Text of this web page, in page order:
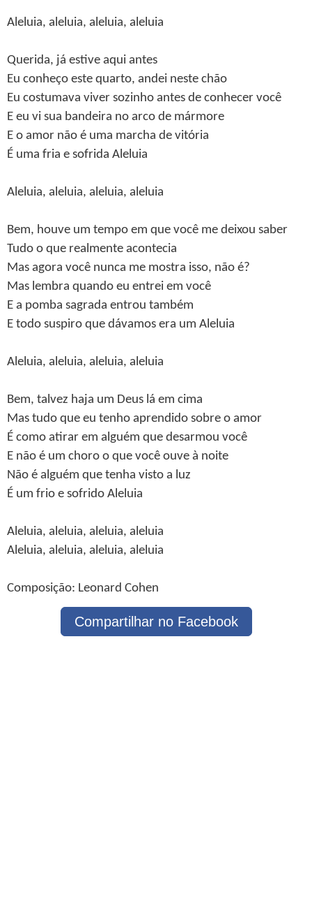
Aleluia, aleluia, aleluia, aleluia
Querida, já estive aqui antes
Eu conheço este quarto, andei neste chão
Eu costumava viver sozinho antes de conhecer você
E eu vi sua bandeira no arco de mármore
E o amor não é uma marcha de vitória
É uma fria e sofrida Aleluia
Aleluia, aleluia, aleluia, aleluia
Bem, houve um tempo em que você me deixou saber
Tudo o que realmente acontecia
Mas agora você nunca me mostra isso, não é?
Mas lembra quando eu entrei em você
E a pomba sagrada entrou também
E todo suspiro que dávamos era um Aleluia
Aleluia, aleluia, aleluia, aleluia
Bem, talvez haja um Deus lá em cima
Mas tudo que eu tenho aprendido sobre o amor
É como atirar em alguém que desarmou você
E não é um choro o que você ouve à noite
Não é alguém que tenha visto a luz
É um frio e sofrido Aleluia
Aleluia, aleluia, aleluia, aleluia
Aleluia, aleluia, aleluia, aleluia
Composição: Leonard Cohen
Compartilhar no Facebook